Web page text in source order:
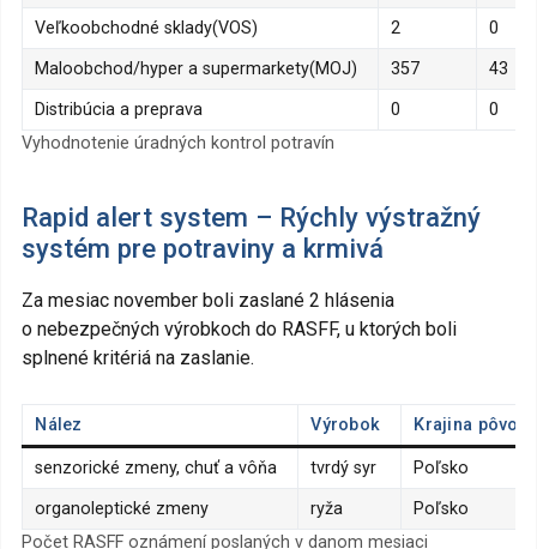
Veľkoobchodné sklady(VOS)
2
0
Maloobchod/hyper a supermarkety(MOJ)
357
43
Distribúcia a preprava
0
0
Vyhodnotenie úradných kontrol potravín
Rapid alert system – Rýchly výstražný
systém pre potraviny a krmivá
Za mesiac november boli zaslané 2 hlásenia
o nebezpečných výrobkoch do RASFF, u ktorých boli
splnené kritériá na zaslanie.
Nález Výrobok Krajina
senzorické zmeny, chuť a vôňa tvrdý syr
Poľsko
organoleptické zmeny
ryža
Poľsko
Počet RASFF oznámení poslaných v danom mesiaci